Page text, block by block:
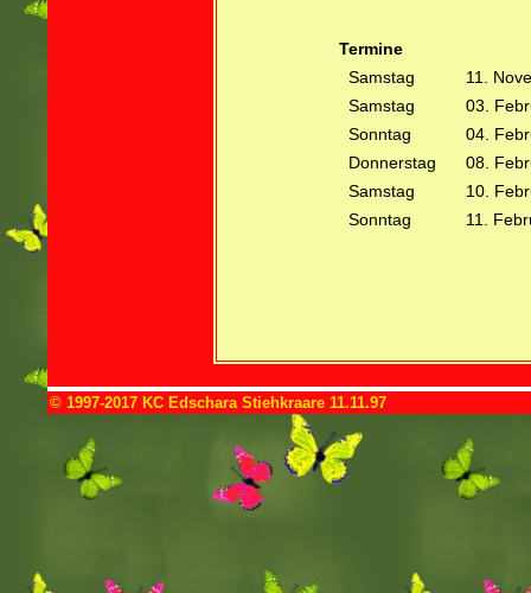
Termine
Samstag
11.
Samstag
03.
Sonntag
04.
Donnerstag
08.
Samstag
10.
Sonntag
11.
© 1997-2017 KC Edschara Stiehkraare 11.11.97